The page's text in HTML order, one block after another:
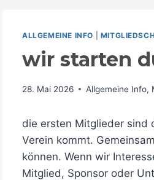
ALLGEMEINE INFO
wir starten
28. Mai 2026 Allgemeine Info,
die ersten Mitglieder sind
Verein kommt.
können. Wenn wir
Mitglied, Sponsor oder